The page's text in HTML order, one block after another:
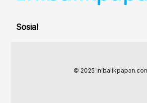
Sosial
© 2025